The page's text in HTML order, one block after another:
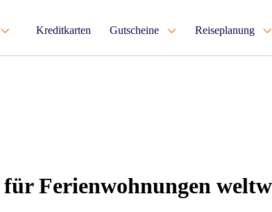
Kreditkarten Gutscheine Reiseplanung
Ferienwohnungen